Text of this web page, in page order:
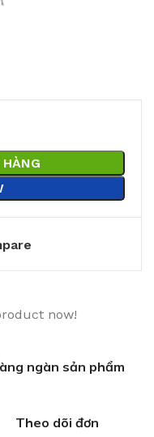
now!
ngàn sản phẩm
Theo dõi đơn